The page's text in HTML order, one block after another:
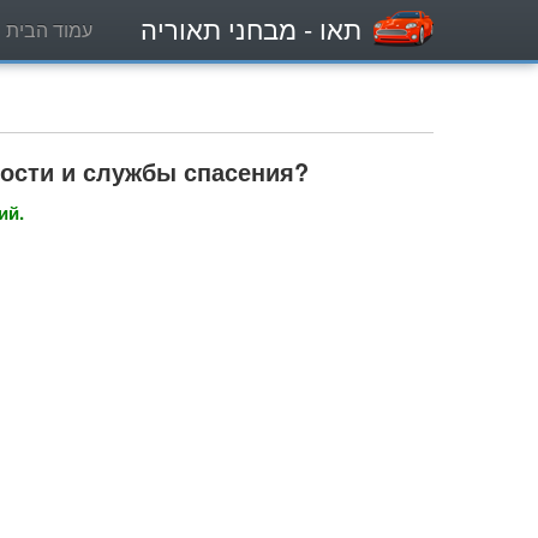
תאו - מבחני תאוריה עמוד הבית
и службы спасения?